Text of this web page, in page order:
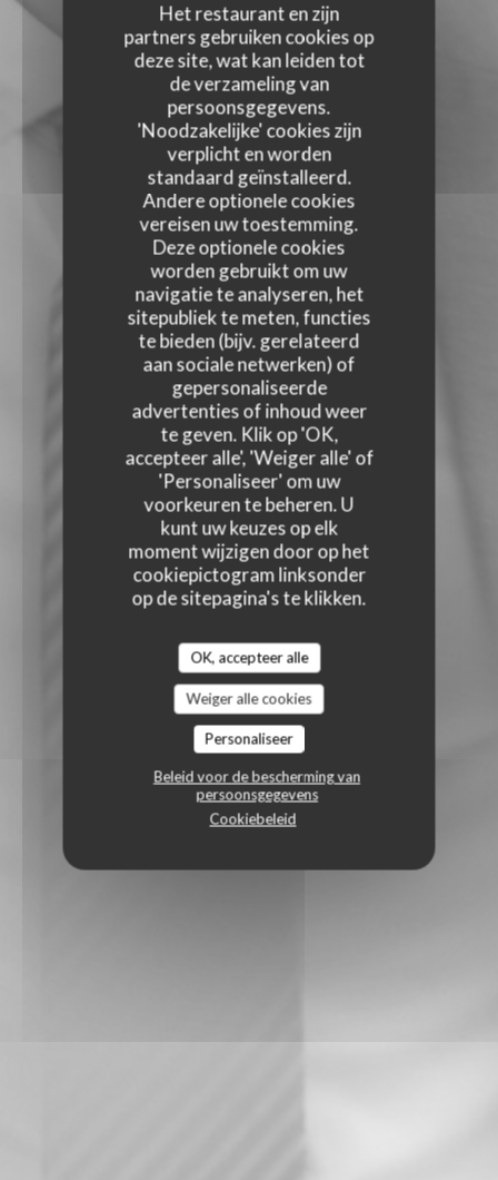
Het restaurant en zijn
partners gebruiken cookies op
deze site, wat kan leiden tot
de verzameling van
persoonsgegevens.
'Noodzakelijke' cookies zijn
verplicht en worden
standaard geïnstalleerd.
Andere optionele cookies
vereisen uw toestemming.
Deze optionele cookies
worden gebruikt om uw
navigatie te analyseren, het
sitepubliek te meten, functies
te bieden (bijv. gerelateerd
aan sociale netwerken) of
gepersonaliseerde
advertenties of inhoud weer
te geven. Klik op 'OK,
accepteer alle', 'Weiger alle' of
'Personaliseer' om uw
voorkeuren te beheren. U
kunt uw keuzes op elk
moment wijzigen door op het
cookiepictogram linksonder
op de sitepagina's te klikken.
OK, accepteer alle
Weiger alle cookies
Personaliseer
Beleid voor de bescherming van
persoonsgegevens
Cookiebeleid